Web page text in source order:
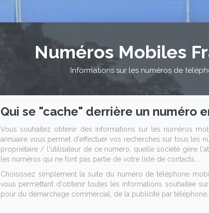
Numéros Mobiles
Informations sur les numéros de
Qui se "cache" derrière un numéro
Vous souhaitez obtenir des informations sur les numéros
annuaire vous permet d'effectuer vos recherches sur tous les
propriétaire / l'utilisateur de ce numéro, quelle société gère
les numéros qui ne font pas partie de votre liste de contacts...
Choisissez simplement la suite du numéro de téléphone
vous permettant d'obtenir toutes les informations souhaitée
pour du démarchage commercial, de la publicité par téléphone,